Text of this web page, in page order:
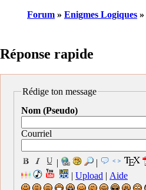
Forum » Enigmes Logiques »
Réponse rapide
Rédige ton message
Nom (Pseudo)
Courriel
| |
| Upload | Aide